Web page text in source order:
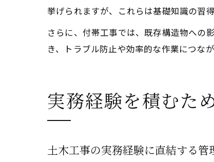
挙げられますが、これらは基礎知識の習
さらに、付帯工事では、既存構造物への
き、トラブル防止や効率的な作業につなが
実務経験を積むた
土木工事の実務経験に直結する管